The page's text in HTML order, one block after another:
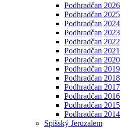
Podhradčan 2026
Podhradčan 2025
Podhradčan 2024
Podhradčan 2023
Podhradčan 2022
Podhradčan 2021
Podhradčan 2020
Podhradčan 2019
Podhradčan 2018
Podhradčan 2017
Podhradčan 2016
Podhradčan 2015
Podhradčan 2014
Spišský Jeruzalem